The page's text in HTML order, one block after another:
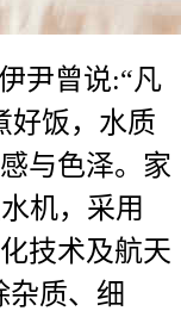
尹曾说:“凡
好饭，水质
与色泽。家
机，采用
技术及航天
杂质、细